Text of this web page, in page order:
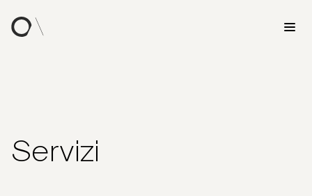
Servizi